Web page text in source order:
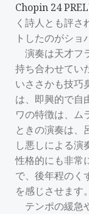
Chopin 24
く詩人とも評さ
トしたのがショ
演奏は天才フ
持ち合わせてい
いささかも技巧
は、即興的で自
ワの特徴は、ム
ときの演奏は、
し悪しによる演
性格的にも非常
で、後年程のく
を感じさせます。
テンポの緩急